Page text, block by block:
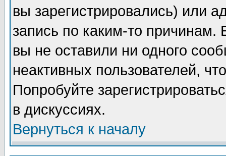
вы зарегистрировались) или
запись по каким-то причинам.
вы не оставили ни одного
неактивных пользователей,
Попробуйте
в дискуссиях.
Вернуться к началу